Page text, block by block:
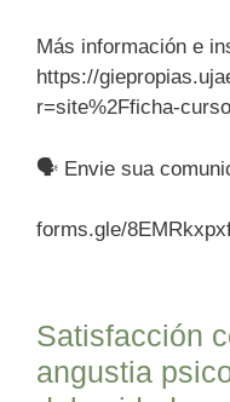
Más información e
https://
r=site%2Fficha-
🗣️ Envie sua
forms.gle/
Satisfacción
angustia